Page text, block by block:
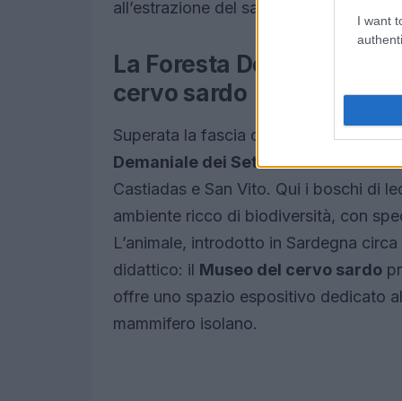
I want
all’estrazione del sale e alla sua
La Foresta Demaniale
cervo sardo
Superata la fascia costiera orientale,
Demaniale dei Settefratelliun
Castiadas e San Vito. Qui i boschi di
ambiente ricco di biodiversità, con
L’animale, introdotto in Sardegna circa
didattico: il Museo del cervo sardo
offre uno spazio espositivo dedicato
mammifero isolano.